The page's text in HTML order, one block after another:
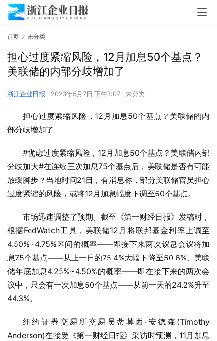
首页 未分类
担心过度紧缩风险，12月加息50个基点？
美联储的内部分歧增加了
浙江企业日报 2023年5月7日 下午3:07 未分类
担心过度紧缩风险，12月加息50个基点？美联储的内
部分歧增加了
#忧虑过度紧缩风险，12月加息50个基点？美联储内部
分歧加大#在连续三次加息75个基点后，美联储是否有可能
放缓脚步？当地时间21日，有消息称，部分美联储官员担心
过度紧缩的风险，或将12月加息幅度下调至50个基点。
市场迅速调整了预期。截至《第一财经日报》发稿时，
根据FedWatch工具，美联储12月将联邦基金利率上调至
4.50%~4.75%区间的概率——即接下来两次议息会议将加
息75个基点——从上一日的75.4%大幅下降至50.6%。美联
储年底加息4.25%~4.50%的概率——即在接下来的两次会
议中，只会有一次加息50个基点——从前一天的24.2%升至
44.3%。
纽约证券交易所交易员蒂莫西·安德森(Timothy
Anderson)在接受《第一财经日报》采访时预测，11月加息